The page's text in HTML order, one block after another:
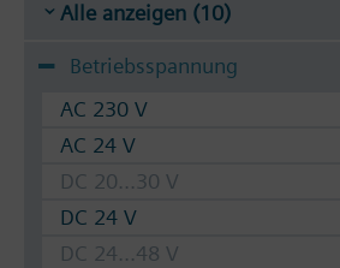
Alle anzeigen (10)
Betriebsspannung
AC 230 V
AC 24 V
DC 20...30 V
DC 24 V
DC 24...48 V